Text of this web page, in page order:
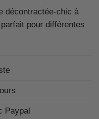
décontractée-chic à
pour différentes
Paypal